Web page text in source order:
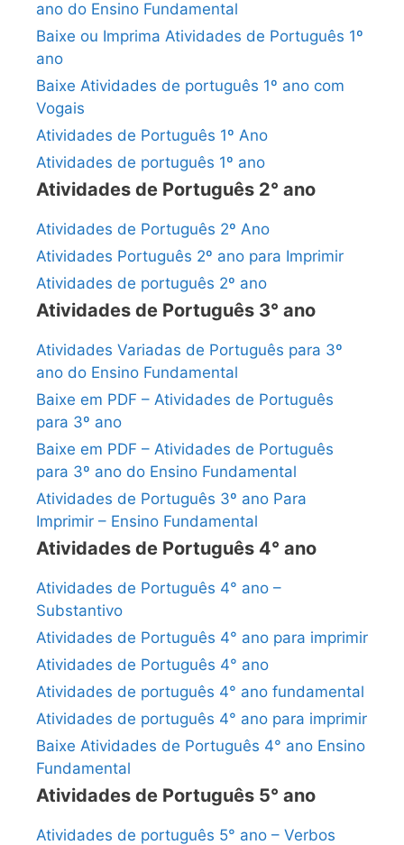
ano do Ensino Fundamental
Baixe ou Imprima Atividades de Português 1º
ano
Baixe Atividades de português 1º ano com
Vogais
Atividades de Português 1º Ano
Atividades de português 1º ano
Atividades de Português 2° ano
Atividades de Português 2º Ano
Atividades Português 2º ano para Imprimir
Atividades de português 2º ano
Atividades de Português 3° ano
Atividades Variadas de Português para 3º
ano do Ensino Fundamental
Baixe em PDF – Atividades de Português
para 3º ano
Baixe em PDF – Atividades de Português
para 3º ano do Ensino Fundamental
Atividades de Português 3º ano Para
Imprimir – Ensino Fundamental
Atividades de Português 4° ano
Atividades de Português 4° ano –
Substantivo
Atividades de Português 4° ano para imprimir
Atividades de Português 4° ano
Atividades de português 4° ano fundamental
Atividades de português 4° ano para imprimir
Baixe Atividades de Português 4° ano Ensino
Fundamental
Atividades de Português 5° ano
Atividades de português 5° ano – Verbos